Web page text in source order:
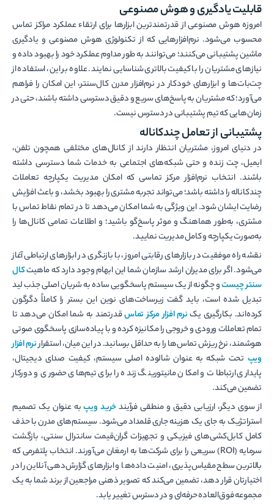
قابلیت یادگیری و هوش مصنوعی
امروزه هوش مصنوعی از قدرتمندترین ابزارها برای ارتقاء عملکرد مراکز تماس
محسوب می‌شود. نرم‌افزارهایی که از تکنولوژی هوش مصنوعی و یادگیری
ماشین پشتیبانی می‌کنند؛ می‌توانند به طور مداوم عملکرد خود را بهبود داده و
نیازهای مشتریان را با کیفیت بالاتری شناسایی نمایند. علاوه بر این، استفاده از
چت‌بات‌ها و ابزارهای خودکار در نرم‌افزار مدرن کال‌سنتر، این امکان را فراهم
می‌آورد؛ که مشتریان به پاسخ‌های سریع و دقیق دسترسی داشته باشند، حتی در
زمان‌هایی که تیم پشتیبانی در دسترس نیست.
پشتیبانی از تعامل چندکاناله
در دنیای امروز، مشتریان انتظار دارند از کانال‌های مختلفی همچون تلفن،
ایمیل، چت زنده و حتی شبکه‌های اجتماعی به خدمات شما دسترسی داشته
باشند. انتخاب نرم‌افزار مرکز تماسی که امکان مدیریت یکپارچه تعاملات
چندکاناله را داشته باشد؛ می‌تواند تجربه مشتری را بهبود بخشد، و باعث افزایش
رضایت ایشان شود. این ویژگی به شما امکان می‌دهد تا در تمام نقاط تماس با
مشتری، به‌طور هماهنگ و موثر پاسخ‌گو باشید؛ و اطلاعات تمامی کانال‌ها را
به‌صورت یکپارچه و کامل مدیریت نمایید.
نقشه راه موفقیت در بازارهای رقابتی امروز، با بازنگری در ابزارهای ارتباطی آغاز
می‌شود. اگر برای مدیران ارشد سازمان شما این ابهام وجود دارد که ماهیتکال
سنتر چیستو چگونه از یک سیستم پاسخگویی ساده به شریان اصلی جذب لید
تبدیل شده است، باید گفت زیرساخت‌های نوین این بستر را کاملاً دگرگون
کرده‌اند. بکارگیری یکنرم افزار مرکز تماسقدرتمند به شما امکان می‌دهد تا
تمام تعاملات ورودی و خروجی را مکانیزه کرده و با پیاده‌سازی پاسخگوی صوتی
هوشمند، نرخ ریزش تماس‌ها را به حداقل برسانید. در این میان، استقرارنرم افزار
ویپ تحت شبکه به عنوان شالوده اصلی سیستم، کیفیت صدای دیجیتال،
پایداری ارتباطات و امکان مانیتورینگ زنده را برای تیم‌های حضوری و دورکار
تضمین می‌کند.
از سوی دیگر، ارزیابی دقیق و منطقی فرآیندخرید ویپبه عنوان یک تصمیم
استراتژیک به جای یک هزینه جاری قلمداد می‌شود. سیستم‌های مدرن با حذف
کامل کابل‌کشی‌های فیزیکی و تجهیزات گران‌قیمت سانترال سنتی، بازگشت
سرمایه (ROI) سریعی را برای شرکت‌ها به ارمغان می‌آورند. انتخاب پلتفرمی که
بالاترین سطح مقیاس‌پذیری، امنیت داده‌ها و ابزارهای گزارش‌دهی آنلاین را در
اختیارتان قرار دهد، تضمین می‌کند که تصویر ذهنی مراجعین از برند شما به یک
مجموعه فوق‌العاده حرفه‌ای و در دسترس تغییر یابد.